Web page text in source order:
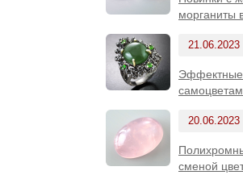
морганиты
21.06.2023
Эффектные
20.06.2023
сменой